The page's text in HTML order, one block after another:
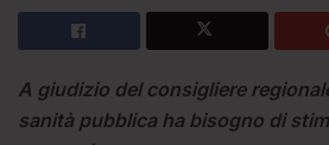
A giudizio del consigliere
sanità pubblica ha bisogno di